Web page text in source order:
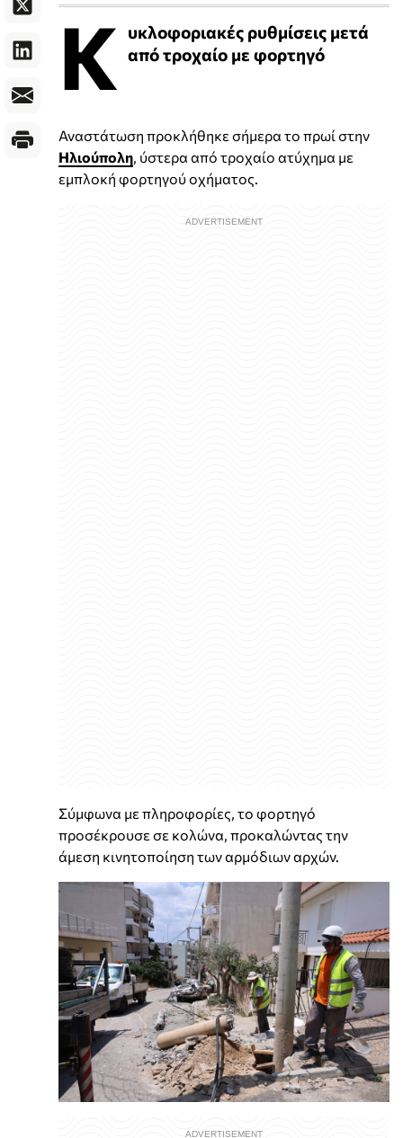
Κ υκλοφοριακές ρυθμίσεις μετά
από τροχαίο με φορτηγό
Αναστάτωση προκλήθηκε σήμερα το πρωί στην
Ηλιούπολη , ύστερα από τροχαίο ατύχημα με
εμπλοκή φορτηγού οχήματος.
Σύμφωνα με πληροφορίες, το φορτηγό
προσέκρουσε σε κολώνα, προκαλώντας την
άμεση κινητοποίηση των αρμόδιων αρχών.